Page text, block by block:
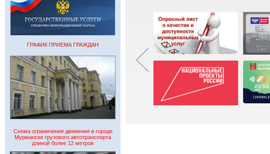
ГРАФИК ПРИЕМА ГРАЖДАН
Схема ограничения движения в городе
Мурманске грузового автотранспорта
длиной более 12 метров